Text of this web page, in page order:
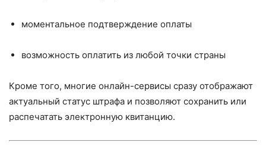
моментальное подтверждение оплаты
возможность оплатить из любой точки страны
Кроме того, многие онлайн-сервисы сразу отображают
актуальный статус штрафа и позволяют сохранить или
распечатать электронную квитанцию.